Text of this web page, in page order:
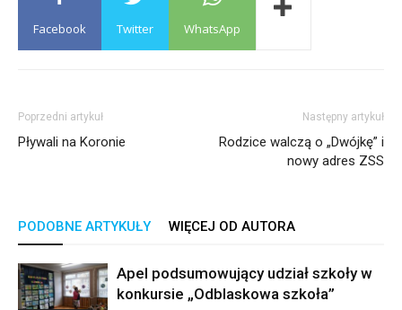
Facebook Twitter WhatsApp
Poprzedni artykuł
Pływali na Koronie
Następny artykuł
Rodzice walczą o „Dwójkę” i
nowy adres ZSS
PODOBNE ARTYKUŁY WIĘCEJ OD AUTORA
Apel podsumowujący udział szkoły w
konkursie „Odblaskowa szkoła”